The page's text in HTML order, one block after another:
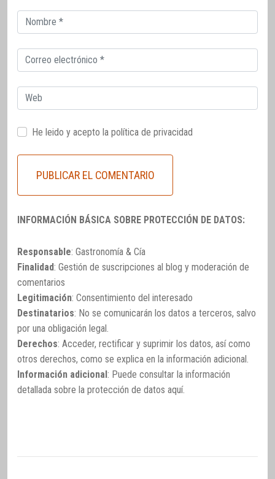
Correo
electrónico
Correo
electrónico
Web
He leido y acepto la política de privacidad
INFORMACIÓN BÁSICA SOBRE PROTECCIÓN DE DATOS:
Responsable: Gastronomía & Cía
Finalidad: Gestión de suscripciones al blog y moderación de
comentarios
Legitimación: Consentimiento del interesado
Destinatarios: No se comunicarán los datos a terceros, salvo
por una obligación legal.
Derechos: Acceder, rectificar y suprimir los datos, así como
otros derechos, como se explica en la información adicional.
Información adicional: Puede consultar la información
detallada sobre la protección de datos aquí.